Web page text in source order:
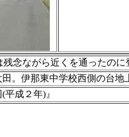
残念ながら近くを通ったの
。伊那東中学校西側の台地
平成２年)』